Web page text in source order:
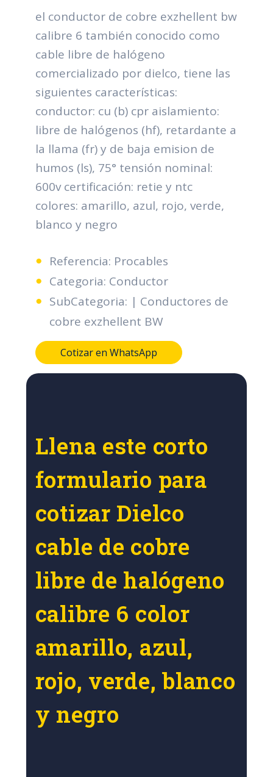
el conductor de cobre exzhellent bw
calibre 6 también conocido como
cable libre de halógeno
comercializado por dielco, tiene las
siguientes características:
conductor: cu (b) cpr aislamiento:
libre de halógenos (hf), retardante a
la llama (fr) y de baja emision de
humos (ls), 75° tensión nominal:
600v certificación: retie y ntc
colores: amarillo, azul, rojo, verde,
blanco y negro
Referencia: Procables
Categoria: Conductor
SubCategoria: | Conductores de
cobre exzhellent BW
Cotizar en WhatsApp
Llena este corto
formulario para
cotizar Dielco
cable de cobre
libre de halógeno
calibre 6 color
amarillo, azul,
rojo, verde, blanco
y negro